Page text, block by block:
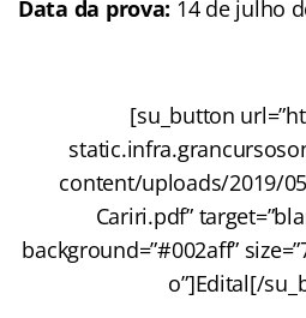
Data da prova: 14 de julho
[su_button
content/uploads/2019/
Cariri.pdf”
background=”#002aff”
o”]Edital[/